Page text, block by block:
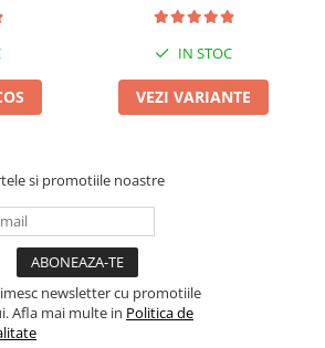
IN STOC
VEZI VARIANTE
si promotiile noastre
newsletter cu promotiile
Afla mai multe in Politica de